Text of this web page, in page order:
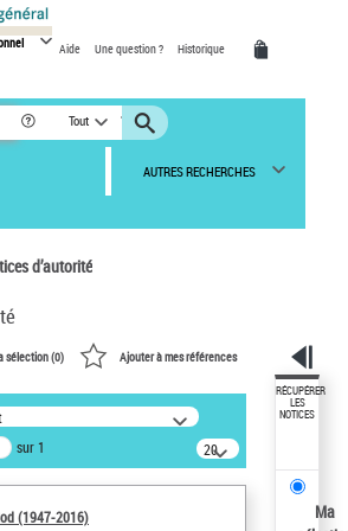
Aide Une question ? Historique
Tout
AUTRES RECHERCHES
d’autorité
dans les
:
(1947-2016)
sélection (0) Ajouter à mes références
sur 1
20
résultats/page
(1947-2016)
RÉCUPÉRER
LES
NOTICES
Ma